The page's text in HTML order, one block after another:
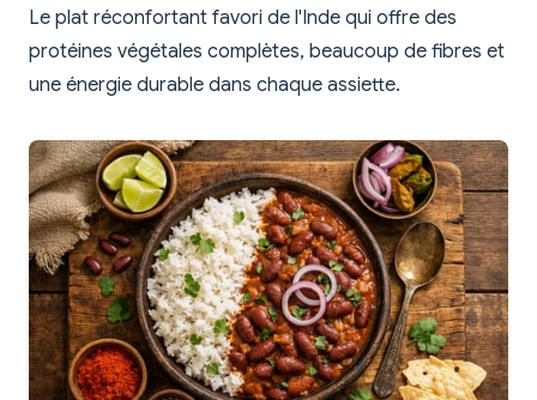
Le plat réconfortant favori de l'Inde qui offre des
protéines végétales complètes, beaucoup de fibres et
une énergie durable dans chaque assiette.